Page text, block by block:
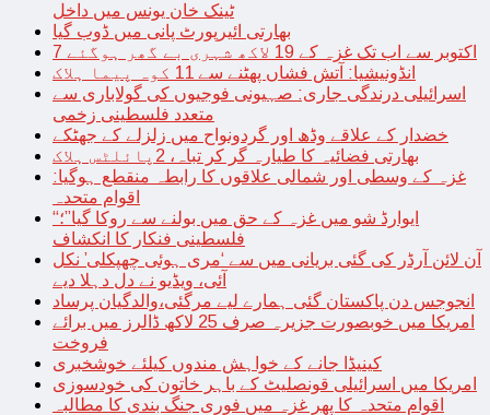
ٹینک خان یونس میں داخل
بھارتی ائیرپورٹ پانی میں ڈوب گیا
7 اکتوبر سے اب تک غزہ کے 19 لاکھ شہری بے گھر ہوگئے
انڈونیشیا: آتش فشاں پھٹنے سے 11 کوہ پیما ہلاک
اسرائیلی درندگی جاری: صہیونی فوجیوں کی گولاباری سے
متعدد فلسطینی زخمی
خضدار کے علاقے وڈھ اور گردونواح میں زلزلے کے جھٹکے
بھارتی فضائیہ کا طیارہ گر کر تباہ، 2پائلٹس ہلاک
غزہ کے وسطی اور شمالی علاقوں کا رابطہ منقطع ہوگیا:
اقوام متحدہ
“ایوارڈ شو میں غزہ کے حق میں بولنے سے روکا گیا”؛
فلسطینی فنکار کا انکشاف
آن لائن آرڈر کی گئی بریانی میں سے ‘مری ہوئی چھپکلی’ نکل
آئی، ویڈیو نے دل دہلا دیے
انجوجس دن پاکستان گئی ہمارے لیے مرگئی،والدگیان پرساد
امریکا میں خوبصورت جزیرہ صرف 25 لاکھ ڈالرز میں برائے
فروخت
کینیڈا جانے کے خواہش مندوں کیلئے خوشخبری
امریکا میں اسرائیلی قونصلیٹ کے باہر خاتون کی خودسوزی
اقوام متحدہ کا پھر غزہ میں فوری جنگ بندی کا مطالبہ